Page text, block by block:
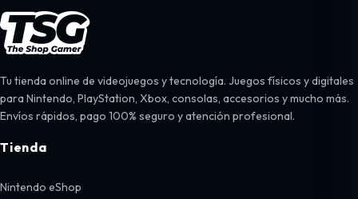
Tu tienda online de videojuegos y tecnología. Juegos físicos y digitales
para Nintendo, PlayStation, Xbox, consolas, accesorios y mucho más.
Envíos rápidos, pago 100% seguro y atención profesional.
Tienda
Nintendo eShop